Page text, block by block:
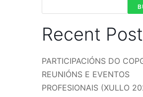
Recent
PARTICIPACIÓNS DO
REUNIÓNS E EVENTOS
PROFESIONAIS (XULLO